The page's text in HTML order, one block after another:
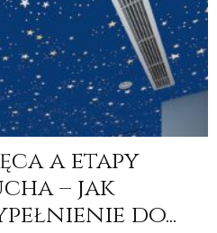
a etapy
– jak
do...